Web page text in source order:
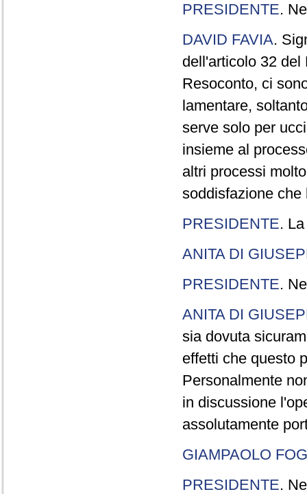
PRESIDENTE.
DAVID FAVIA.
dell'articolo 32 del
Resoconto, ci
lamentare,
serve solo per
insieme al
altri processi
soddisfazione che
PRESIDENTE.
ANITA DI
PRESIDENTE.
ANITA DI
sia dovuta
effetti che questo
Personalmente
in discussione
assolutamente
GIAMPAOLO
PRESIDENTE.